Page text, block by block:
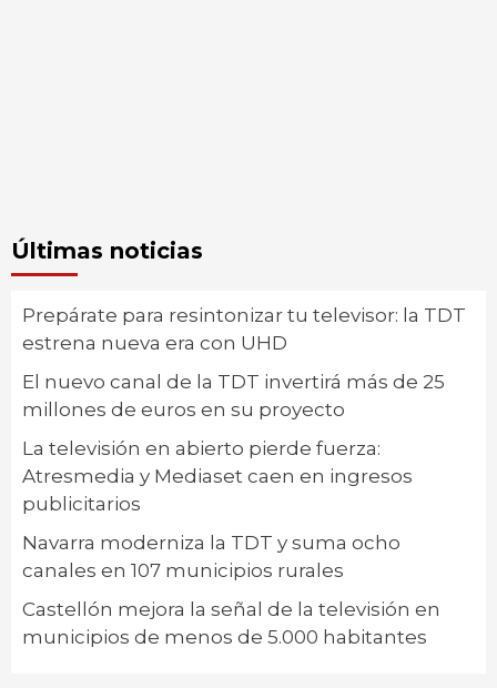
Últimas noticias
Prepárate para resintonizar tu televisor: la TDT
estrena nueva era con UHD
El nuevo canal de la TDT invertirá más de 25
millones de euros en su proyecto
La televisión en abierto pierde fuerza:
Atresmedia y Mediaset caen en ingresos
publicitarios
Navarra moderniza la TDT y suma ocho
canales en 107 municipios rurales
Castellón mejora la señal de la televisión en
municipios de menos de 5.000 habitantes